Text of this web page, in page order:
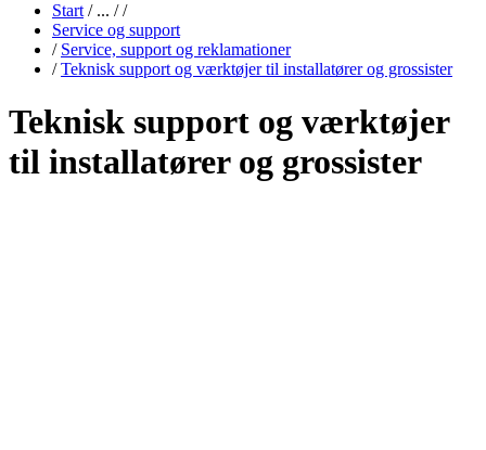
Start /... / /
Service og support
/ Service, support og reklamationer
/ Teknisk support og værktøjer til installatører og grossister
Teknisk support og værktøjer
til installatører og grossister